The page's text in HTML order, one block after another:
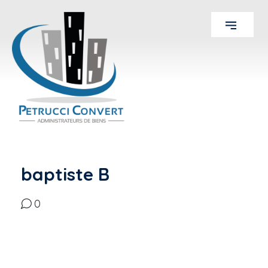
baptiste B
0